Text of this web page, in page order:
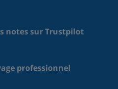
notes sur Trustpilot
professionnel